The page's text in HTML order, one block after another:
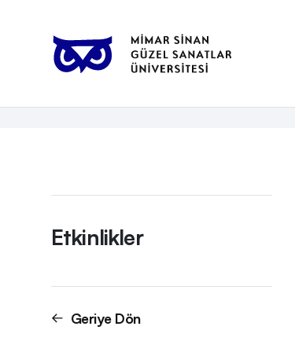
Anasayfa Etkinlikler Keman ve Piyano Resitali
Etkinlikler
Etkinlikler
Geriye Dön